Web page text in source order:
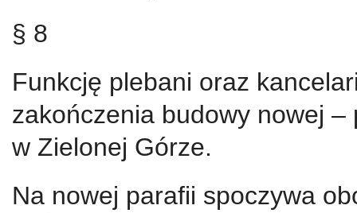
§ 8
Funkcję plebani oraz
zakończenia budowy nowej –
w Zielonej Górze.
Na nowej parafii spoczywa